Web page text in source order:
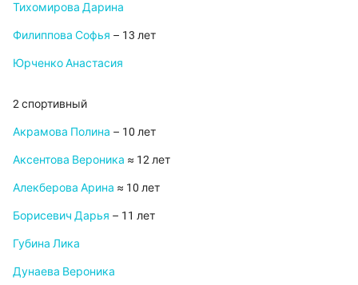
Тихомирова Дарина
Филиппова Софья – 13 лет
Юрченко Анастасия
2 спортивный
Акрамова Полина – 10 лет
Аксентова Вероника ≈ 12 лет
Алекберова Арина ≈ 10 лет
Борисевич Дарья – 11 лет
Губина Лика
Дунаева Вероника